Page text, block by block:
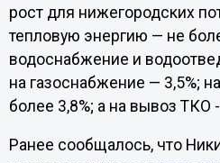
рост для нижегородских
тепловую энергию — не
водоснабжение и
на газоснабжение — 3,5%;
более 3,8%; а на вывоз ТКО
Ранее сообщалось, что